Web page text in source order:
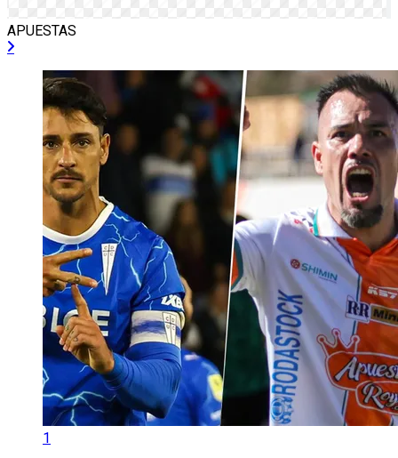
APUESTAS
1